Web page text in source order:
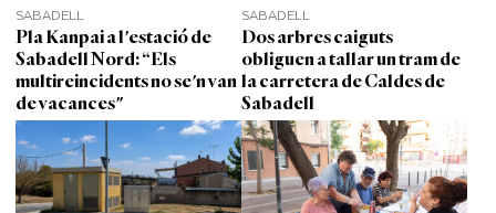
SABADELL
Pla Kanpai a l'estació de
Sabadell Nord: “Els
multireincidents no se'n van
de vacances"
SABADELL
Dos arbres caiguts
obliguen a tallar un tram de
la carretera de Caldes de
Sabadell